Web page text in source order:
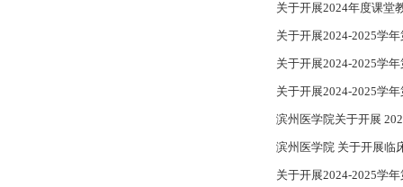
关于开展2024年度课堂
关于开展2024-2025学
关于开展2024-2025学
关于开展2024-2025学
滨州医学院关于开展
滨州医学院 关于开展临
关于开展2024-2025学